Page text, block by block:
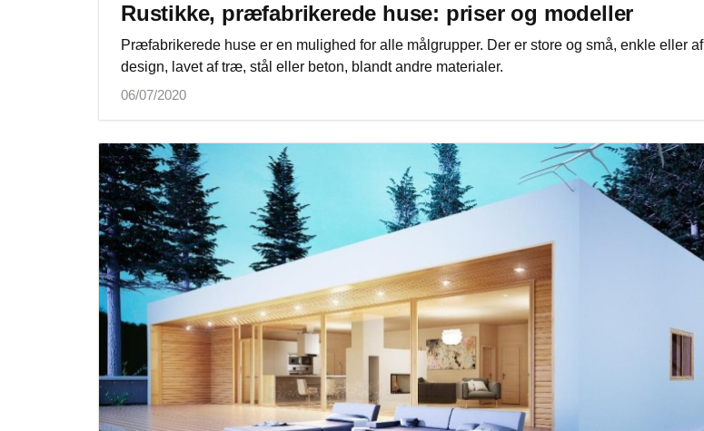
Rustikke, præfabrikerede huse: priser og modeller
Præfabrikerede huse er en mulighed for alle målgrupper. Der er store og små, enkle eller af
design, lavet af træ, stål eller beton, blandt andre materialer.
06/07/2020